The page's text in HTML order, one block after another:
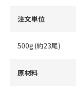
注文単位
500g(約23尾)
原材料